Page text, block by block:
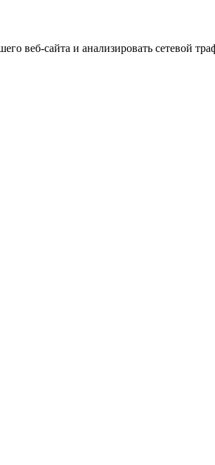
веб-сайта и анализировать сетевой